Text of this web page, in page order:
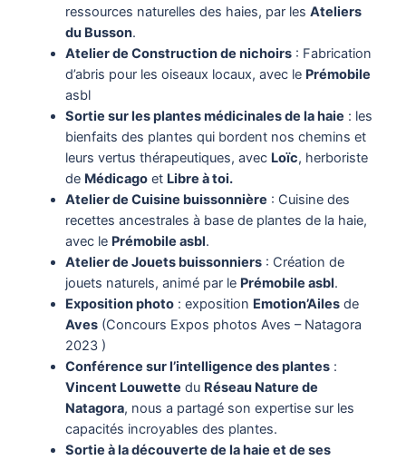
ressources naturelles des haies, par les Ateliers
du Busson.
Atelier de Construction de nichoirs : Fabrication
d’abris pour les oiseaux locaux, avec le Prémobile
asbl
Sortie sur les plantes médicinales de la haie : les
bienfaits des plantes qui bordent nos chemins et
leurs vertus thérapeutiques, avec Loïc, herboriste
de Médicago et Libre à toi.
Atelier de Cuisine buissonnière : Cuisine des
recettes ancestrales à base de plantes de la haie,
avec le Prémobile asbl.
Atelier de Jouets buissonniers : Création de
jouets naturels, animé par le Prémobile asbl.
Exposition photo : exposition Emotion’Ailes de
Aves (Concours Expos photos Aves – Natagora
2023 )
Conférence sur l’intelligence des plantes :
Vincent Louwette du Réseau Nature de
Natagora, nous a partagé son expertise sur les
capacités incroyables des plantes.
Sortie à la découverte de la haie et de ses